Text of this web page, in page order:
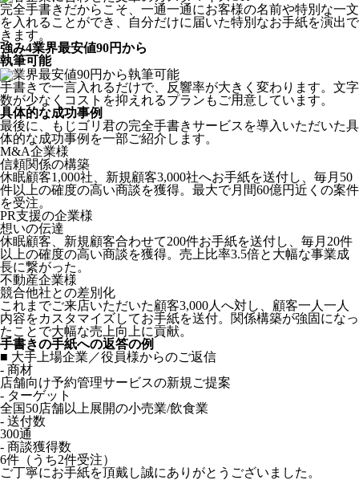
完全手書きだからこそ、一通一通にお客様の名前や特別な一文
を入れることができ、自分だけに届いた特別なお手紙を演出で
きます。
強み4業界最安値90円から
執筆可能
手書きで一言入れるだけで、反響率が大きく変わります。文字
数が少なくコストを抑えれるプランもご用意しています。
具体的な成功事例
最後に、もじゴリ君の完全手書きサービスを導入いただいた具
体的な成功事例を一部ご紹介します。
M&A企業様
信頼関係の構築
休眠顧客1,000社、新規顧客3,000社へお手紙を送付し、毎月50
件以上の確度の高い商談を獲得。最大で月間60億円近くの案件
を受注。
PR支援の企業様
想いの伝達
休眠顧客、新規顧客合わせて200件お手紙を送付し、毎月20件
以上の確度の高い商談を獲得。売上比率3.5倍と大幅な事業成
長に繋がった。
不動産企業様
競合他社との差別化
これまでご来店いただいた顧客3,000人へ対し、顧客一人一人
内容をカスタマイズしてお手紙を送付。関係構築が強固になっ
たことで大幅な売上向上に貢献。
手書きの手紙への返答の例
■ 大手上場企業／役員様からのご返信
- 商材
店舗向け予約管理サービスの新規ご提案
- ターゲット
全国50店舗以上展開の小売業/飲食業
- 送付数
300通
- 商談獲得数
6件（うち2件受注）
ご丁寧にお手紙を頂戴し誠にありがとうございました。